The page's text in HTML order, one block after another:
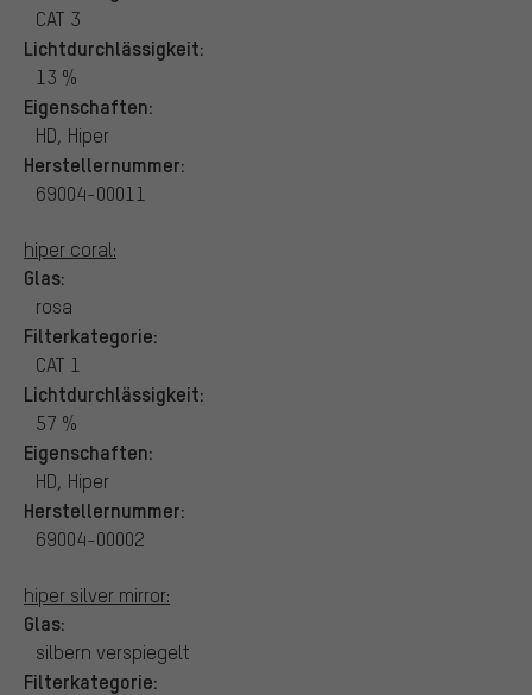
CAT 3
Lichtdurchlässigkeit:
13 %
Eigenschaften:
HD, Hiper
Herstellernummer:
69004-00011
hiper coral:
Glas:
rosa
Filterkategorie:
CAT 1
Lichtdurchlässigkeit:
57 %
Eigenschaften:
HD, Hiper
Herstellernummer:
69004-00002
hiper silver mirror:
Glas:
silbern verspiegelt
Filterkategorie: